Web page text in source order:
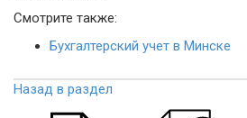
Смотрите также:
Бухгалтерский учет в Минске
Назад в раздел